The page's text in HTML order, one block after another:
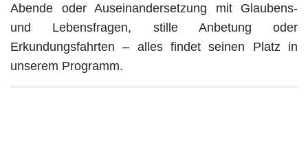
Abende oder Auseinandersetzung mit Glaubens-
und Lebensfragen, stille Anbetung oder
Erkundungsfahrten – alles findet seinen Platz in
unserem Programm.